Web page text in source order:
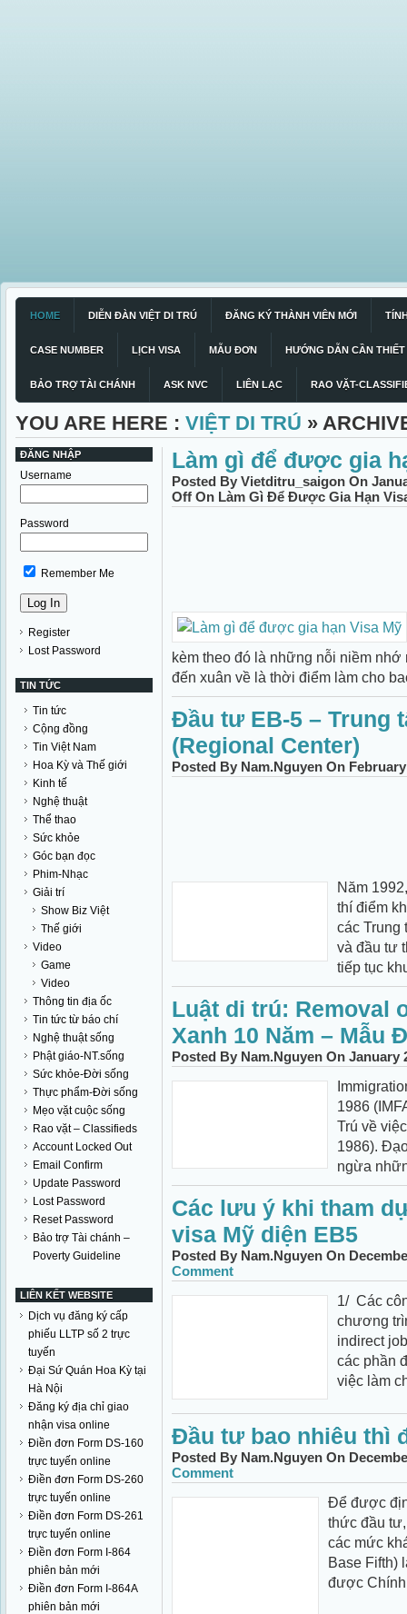
HOME DIỄN ĐÀN VIỆT DI TRÚ ĐĂNG KÝ THÀNH VIÊN MỚI
CASE NUMBER LỊCH VISA MẪU ĐƠN HƯỚNG DẪN CẦN THIẾT
BẢO TRỢ TÀI CHÁNH ASK NVC LIÊN LẠC RAO VẶT-
YOU ARE HERE : VIỆT DI TRÚ »
ĐĂNG NHẬP
Username
Password
Remember Me
Register
Lost Password
TIN TỨC
Tin tức
Cộng đồng
Tin Việt Nam
Hoa Kỳ và Thế giới
Kinh tế
Nghệ thuật
Thể thao
Sức khỏe
Góc bạn đọc
Phim-Nhạc
Giải trí
Show Biz Việt
Thế giới
Video
Game
Video
Thông tin địa ốc
Tin tức từ báo chí
Nghệ thuật sống
Phật giáo-NT.sống
Sức khỏe-Đời sống
Thực phẩm-Đời sống
Mẹo vặt cuộc sống
Rao vặt – Classifieds
Account Locked Out
Email Confirm
Update Password
Lost Password
Reset Password
Bảo trợ Tài chánh –
Poverty Guideline
LIÊN KẾT WEBSITE
Dịch vụ đăng ký cấp
phiếu LLTP số 2 trực
tuyến
Đại Sứ Quán Hoa Kỳ tại
Hà Nội
Đăng ký địa chỉ giao
nhận visa online
Điền đơn Form DS-160
trực tuyến online
Điền đơn Form DS-260
trực tuyến online
Điền đơn Form DS-261
trực tuyến online
Điền đơn Form I-864
phiên bản mới
Điền đơn Form I-864A
phiên bản mới
Làm gì để được gia
Posted By Vietditru_saigon On
Off On Làm Gì Để Được Gia Hạn
kèm theo đó là những nỗi niềm
đến xuân về là thời điểm làm cho
Đầu tư EB-5 – Trung
(Regional Center)
Posted By Nam.Nguyen On
Năm
thí điểm
các Trung
và đầu tư
tiếp tục
Luật di trú: Removal
Xanh 10 Năm – Mẫu
Posted By Nam.Nguyen On January
1986
Trú về
1986).
ngừa
Các lưu ý khi tham
visa Mỹ diện EB5
Posted By Nam.Nguyen On
Comment
1/ Các
chương
indirect
các phần
việc làm
Đầu tư bao nhiêu thì
Posted By Nam.Nguyen On
Comment
Để được
thức đầu
các mức
Base Fifth)
được Chính